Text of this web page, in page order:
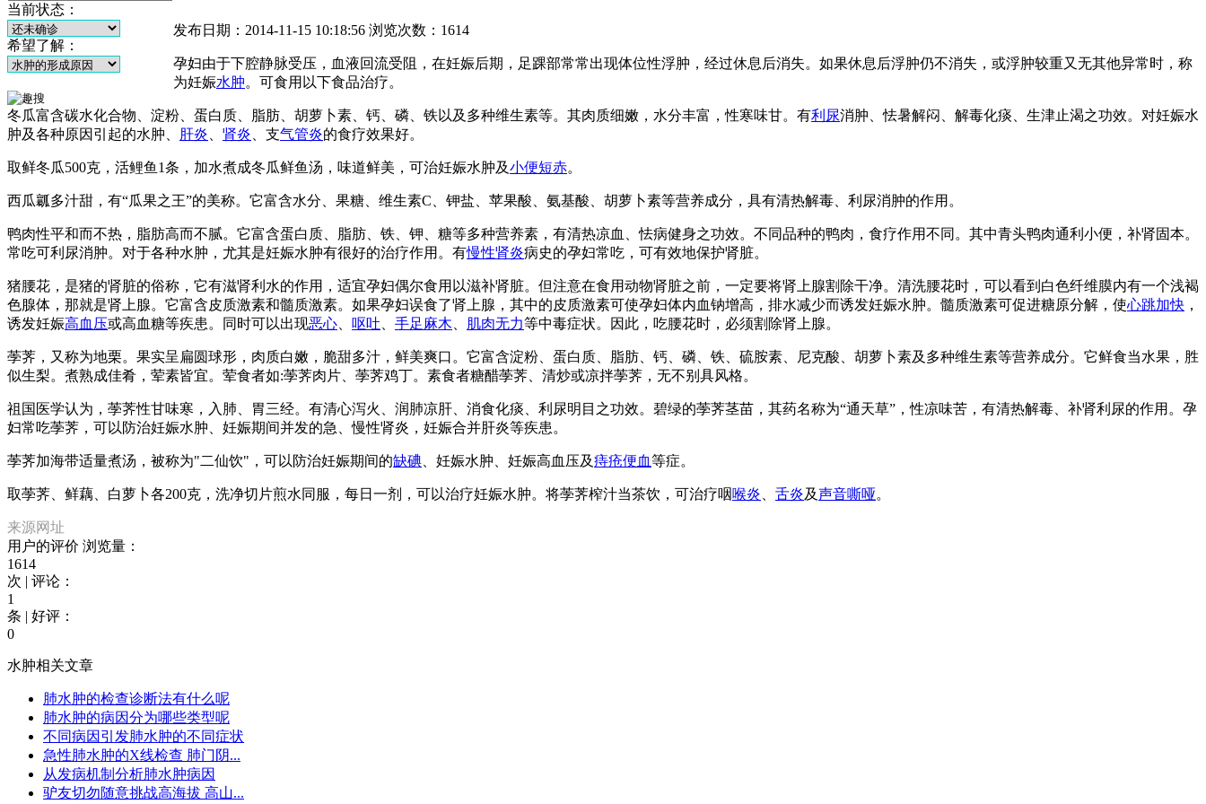
当前状态：
希望了解：
发布日期：2014-11-15 10:18:56 浏览次数： 1614
孕妇由于下腔静脉受压，血液回流受阻，在妊娠后期，足踝部常常出现体位性浮肿，经过休息后消失。如果休息后浮肿仍不消失，或浮肿较重又无其他异常时，称
为妊娠水肿。可食用以下食品治疗。
冬瓜富含碳水化合物、淀粉、蛋白质、脂肪、胡萝卜素、钙、磷、铁以及多种维生素等。其肉质细嫩，水分丰富，性寒味甘。有利尿消肿、怯暑解闷、解毒化痰、生津止渴之功效。对妊娠水
肿及各种原因引起的水肿、 肝炎、 肾炎、支气管炎的食疗效果好。
取鲜冬瓜500克，活鲤鱼1条，加水煮成冬瓜鲜鱼汤，味道鲜美，可治妊娠水肿及小便短赤。
西瓜瓤多汁甜，有“瓜果之王”的美称。它富含水分、果糖、维生素C、钾盐、苹果酸、氨基酸、胡萝卜素等营养成分，具有清热解毒、利尿消肿的作用。
鸭肉性平和而不热，脂肪高而不腻。它富含蛋白质、脂肪、铁、钾、糖等多种营养素，有清热凉血、怯病健身之功效。不同品种的鸭肉，食疗作用不同。其中青头鸭肉通利小便，补肾固本。
常吃可利尿消肿。对于各种水肿，尤其是妊娠水肿有很好的治疗作用。有慢性肾炎病史的孕妇常吃，可有效地保护肾脏。
猪腰花，是猪的肾脏的俗称，它有滋肾利水的作用，适宜孕妇偶尔食用以滋补肾脏。但注意在食用动物肾脏之前，一定要将肾上腺割除干净。清洗腰花时，可以看到白色纤维膜内有一个浅褐
色腺体，那就是肾上腺。它富含皮质激素和髓质激素。如果孕妇误食了肾上腺，其中的皮质激素可使孕妇体内血钠增高，排水减少而诱发妊娠水肿。髓质激素可促进糖原分解，使心跳加快 ，
诱发妊娠高血压或高血糖等疾患。同时可以出现恶心、 呕吐、 手足麻木、 肌肉无力等中毒症状。因此，吃腰花时，必须割除肾上腺。
荸荠，又称为地栗。果实呈扁圆球形，肉质白嫩，脆甜多汁，鲜美爽口。它富含淀粉、蛋白质、脂肪、钙、磷、铁、硫胺素、尼克酸、胡萝卜素及多种维生素等营养成分。它鲜食当水果，胜
似生梨。煮熟成佳肴，荤素皆宜。荤食者如:荸荠肉片、荸荠鸡丁。素食者糖醋荸荠、清炒或凉拌荸荠，无不别具风格。
祖国医学认为，荸荠性甘味寒，入肺、胃三经。有清心泻火、润肺凉肝、消食化痰、利尿明目之功效。碧绿的荸荠茎苗，其药名称为“通天草”，性凉味苦，有清热解毒、补肾利尿的作用。孕
妇常吃荸荠，可以防治妊娠水肿、妊娠期间并发的急、慢性肾炎，妊娠合并肝炎等疾患。
荸荠加海带适量煮汤，被称为"二仙饮"，可以防治妊娠期间的缺碘、妊娠水肿、妊娠高血压及痔疮便血等症。
取荸荠、鲜藕、白萝卜各200克，洗净切片煎水同服，每日一剂，可以治疗妊娠水肿。将荸荠榨汁当茶饮，可治疗咽喉炎、 舌炎及声音嘶哑。
来源网址
用户的评价 浏览量：
1614
次 | 评论：
1
条 | 好评：
0
水肿相关文章
肺水肿的检查诊断法有什么呢
肺水肿的病因分为哪些类型呢
不同病因引发肺水肿的不同症状
急性肺水肿的X线检查 肺门阴...
从发病机制分析肺水肿病因
驴友切勿随意挑战高海拔 高山...